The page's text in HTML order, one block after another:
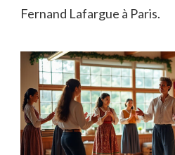
Fernand Lafargue à Paris.